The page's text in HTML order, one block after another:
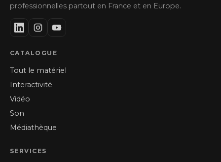
professionnelles partout en France et en Europe.
CATALOGUE
Tout le matériel
Interactivité
Vidéo
Son
Médiathèque
SERVICES